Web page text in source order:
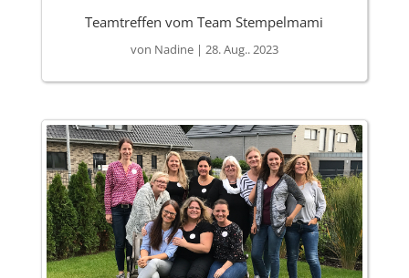
Teamtreffen vom Team Stempelmami
von Nadine| 28. Aug.. 2023